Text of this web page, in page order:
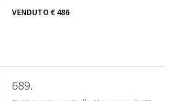
VENDUTO € 486
689